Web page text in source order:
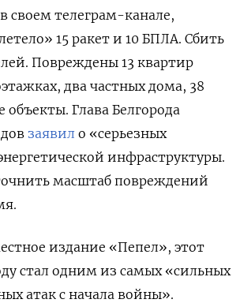
своем телеграм-канале,
15 ракет и 10 БПЛА. Сбить
Повреждены 13 квартир
два частных дома, 38
Глава Белгорода
заявил о «серьезных
инфраструктуры.
масштаб повреждений
издание «Пепел», этот
стал одним из самых «сильных
атак с начала войны».